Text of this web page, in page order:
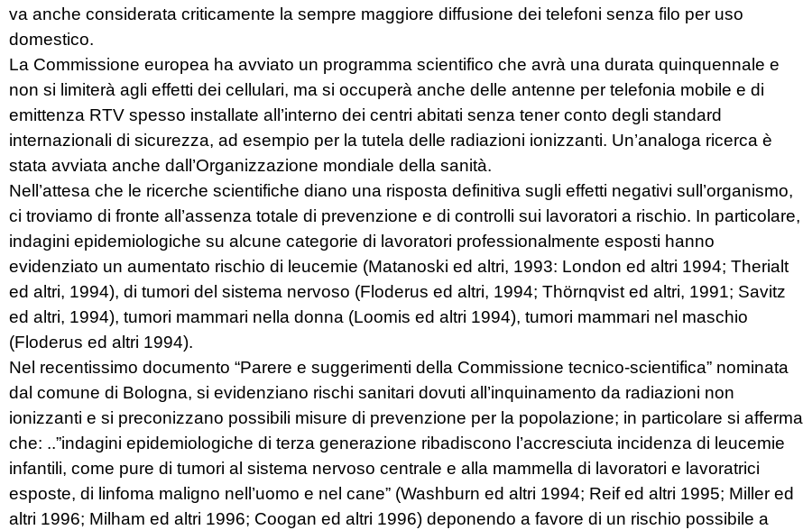
va anche considerata criticamente la sempre maggiore diffusione dei telefoni senza filo per uso
domestico.
La Commissione europea ha avviato un programma scientifico che avrà una durata quinquennale e
non si limiterà agli effetti dei cellulari, ma si occuperà anche delle antenne per telefonia mobile e di
emittenza RTV spesso installate all’interno dei centri abitati senza tener conto degli standard
internazionali di sicurezza, ad esempio per la tutela delle radiazioni ionizzanti. Un’analoga ricerca è
stata avviata anche dall’Organizzazione mondiale della sanità.
Nell’attesa che le ricerche scientifiche diano una risposta definitiva sugli effetti negativi sull’organismo,
ci troviamo di fronte all’assenza totale di prevenzione e di controlli sui lavoratori a rischio. In particolare,
indagini epidemiologiche su alcune categorie di lavoratori professionalmente esposti hanno
evidenziato un aumentato rischio di leucemie (Matanoski ed altri, 1993: London ed altri 1994; Therialt
ed altri, 1994), di tumori del sistema nervoso (Floderus ed altri, 1994; Thörnqvist ed altri, 1991; Savitz
ed altri, 1994), tumori mammari nella donna (Loomis ed altri 1994), tumori mammari nel maschio
(Floderus ed altri 1994).
Nel recentissimo documento “Parere e suggerimenti della Commissione tecnico-scientifica” nominata
dal comune di Bologna, si evidenziano rischi sanitari dovuti all’inquinamento da radiazioni non
ionizzanti e si preconizzano possibili misure di prevenzione per la popolazione; in particolare si afferma
che: ..”indagini epidemiologiche di terza generazione ribadiscono l’accresciuta incidenza di leucemie
infantili, come pure di tumori al sistema nervoso centrale e alla mammella di lavoratori e lavoratrici
esposte, di linfoma maligno nell’uomo e nel cane” (Washburn ed altri 1994; Reif ed altri 1995; Miller ed
altri 1996; Milham ed altri 1996; Coogan ed altri 1996) deponendo a favore di un rischio possibile a